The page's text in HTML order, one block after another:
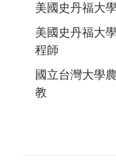
美國史丹福大
美國史丹福大
程師
國立台灣大學
教